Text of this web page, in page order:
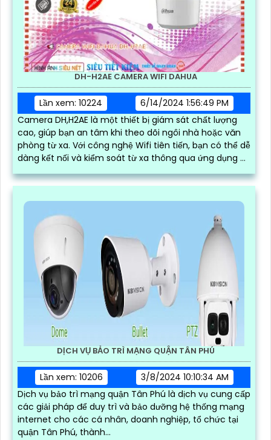
DH-H2AE CAMERA WIFI DAHUA
Lần xem: 10224
6/14/2024 1:56:49 PM
Camera DH,H2AE là một thiết bị giám sát chất lượng
cao, giúp bạn an tâm khi theo dõi ngôi nhà hoặc văn
phòng từ xa. Với công nghệ Wifi tiên tiến, bạn có thể dễ
dàng kết nối và kiểm soát từ xa thông qua ứng dụng di
động chỉ bằng vài thao tác đơn giản
DỊCH VỤ BẢO TRÌ MẠNG QUẬN TÂN PHÚ
Lần xem: 10206
3/8/2024 10:10:34 AM
Dịch vụ bảo trì mạng quận Tân Phú là dịch vụ cung cấp
các giải pháp để duy trì và bảo dưỡng hệ thống mạng
internet cho các cá nhân, doanh nghiệp, tổ chức tại
quận Tân Phú, thành...